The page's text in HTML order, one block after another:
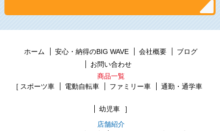
ホーム 安心・納得のBIG WAVE 会社概要
ブログ
お問い合わせ
商品一覧
スポーツ車
電動自転車 ファミリー車 通勤・通学車
幼児車
店舗紹介